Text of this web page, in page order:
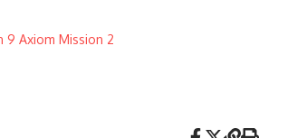
9 Axiom Mission 2